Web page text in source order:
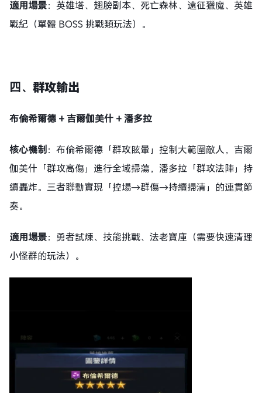
適用場景：英雄塔、翅膀副本、死亡森林、遠征獵魔、英雄
戰紀（單體 BOSS 挑戰類玩法）。
四、 群攻輸出
布倫希爾德 + 吉爾伽美什 + 潘多拉
核心機制：布倫希爾德「群攻眩暈」控制大範圍敵人，吉爾
伽美什「群攻高傷」進行全域掃蕩，潘多拉「群攻法陣」持
續轟炸。三者聯動實現「控場→群傷→持續掃清」的連貫節
奏。
適用場景：勇者試煉、技能挑戰、法老寶庫（需要快速清理
小怪群的玩法）。